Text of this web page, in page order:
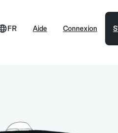
Aide
FR Connexion